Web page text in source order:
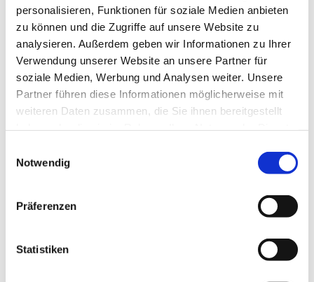
personalisieren, Funktionen für soziale Medien anbieten
zu können und die Zugriffe auf unsere Website zu
analysieren. Außerdem geben wir Informationen zu Ihrer
Verwendung unserer Website an unsere Partner für
soziale Medien, Werbung und Analysen weiter. Unsere
Partner führen diese Informationen möglicherweise mit
weiteren Daten zusammen, die Sie ihnen bereitgestellt
Notwendig
Präferenzen
Statistiken
Dies könnte Sie auch